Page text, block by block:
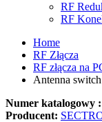
RF
RF
Home
RF Złącza
RF złącza na
Antenna
Numer katalogowy :
Producent: